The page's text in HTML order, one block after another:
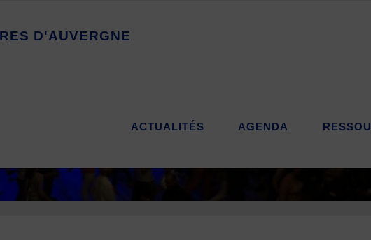
ES D'AUVERGNE
ACTUALITÉS AGENDA